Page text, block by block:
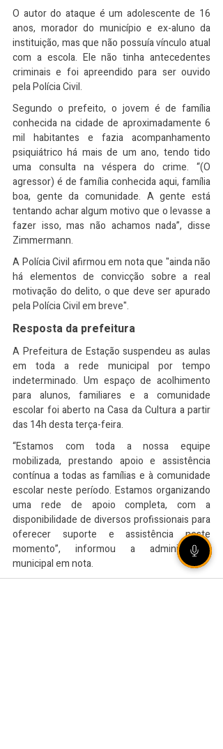
O autor do ataque é um adolescente de 16
anos, morador do município e ex-aluno da
instituição, mas que não possuía vínculo atual
com a escola. Ele não tinha antecedentes
criminais e foi apreendido para ser ouvido
pela Polícia Civil.
Segundo o prefeito, o jovem é de família
conhecida na cidade de aproximadamente 6
mil habitantes e fazia acompanhamento
psiquiátrico há mais de um ano, tendo tido
uma consulta na véspera do crime. “(O
agressor) é de família conhecida aqui, família
boa, gente da comunidade. A gente está
tentando achar algum motivo que o levasse a
fazer isso, mas não achamos nada”, disse
Zimmermann.
A Polícia Civil afirmou em nota que "ainda não
há elementos de convicção sobre a real
motivação do delito, o que deve ser apurado
pela Polícia Civil em breve".
Resposta da prefeitura
A Prefeitura de Estação suspendeu as aulas
em toda a rede municipal por tempo
indeterminado. Um espaço de acolhimento
para alunos, familiares e a comunidade
escolar foi aberto na Casa da Cultura a partir
das 14h desta terça-feira.
“Estamos com toda a nossa equipe
mobilizada, prestando apoio e assistência
contínua a todas as famílias e à comunidade
escolar neste período. Estamos organizando
uma rede de apoio completa, com a
disponibilidade de diversos profissionais para
oferecer suporte e assistência neste
momento”, informou a administração
municipal em nota.